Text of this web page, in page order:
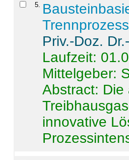
5
Priv.-Doz.
Laufzeit:
Mittelgeber:
Abstract: Die
innovative